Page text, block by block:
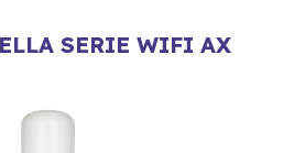
SERIE WIFI AX